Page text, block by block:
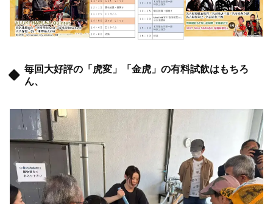
毎回大好評の「虎変」「金虎」の有料試飲はもちろ
ん、